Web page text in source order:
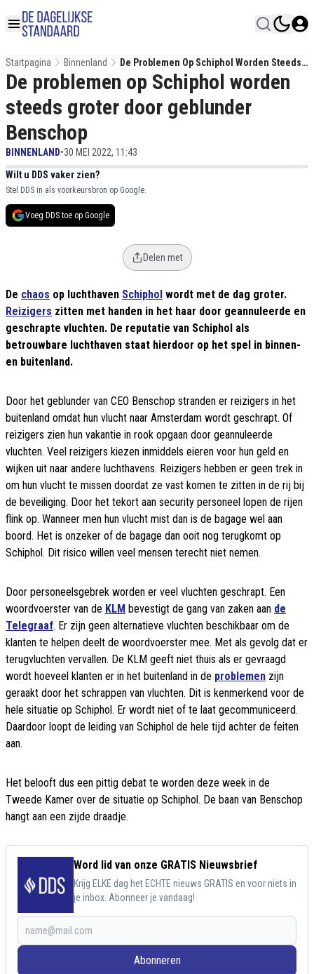
Startpagina Binnenland
De Problemen Op Schiphol Worden Steeds
Groter Door Geblunder Benschop
De problemen op Schiphol worden
steeds groter door geblunder
Benschop
BINNENLAND•30 MEI 2022, 11:43
Wilt u DDS vaker zien?
Stel DDS in als voorkeursbron op Google.
Voeg DDS toe op Google
Delen met
De chaos op luchthaven Schiphol wordt met de dag groter.
Reizigers zitten met handen in het haar door geannuleerde en
geschrapte vluchten. De reputatie van Schiphol als
betrouwbare luchthaven staat hierdoor op het spel in binnen-
en buitenland.
Door het geblunder van CEO Benschop stranden er reizigers in het
buitenland omdat hun vlucht naar Amsterdam wordt geschrapt. Of
reizigers zien hun vakantie in rook opgaan door geannuleerde
vluchten. Veel reizigers kiezen inmiddels eieren voor hun geld en
wijken uit naar andere luchthavens. Reizigers hebben er geen trek in
om hun vlucht te missen doordat ze vast komen te zitten in de rij bij
de beveiliging. Door het tekort aan security personeel lopen de rijen
flink op. Wanneer men hun vlucht mist dan is de bagage wel aan
boord. Het is onzeker of de bagage dan ooit nog terugkomt op
Schiphol. Dit risico willen veel mensen terecht niet nemen.
Door personeelsgebrek worden er veel vluchten geschrapt. Een
woordvoerster van de KLM bevestigt de gang van zaken aan de
Telegraaf. Er zijn geen alternatieve vluchten beschikbaar om de
klanten te helpen deelt de woordvoerster mee. Met als gevolg dat er
terugvluchten vervallen. De KLM geeft niet thuis als er gevraagd
wordt hoeveel klanten er in het buitenland in de problemen zijn
geraakt door het schrappen van vluchten. Dit is kenmerkend voor de
hele situatie op Schiphol. Er wordt niet of te laat gecommuniceerd.
Daardoor loopt de leiding van Schiphol de hele tijd achter de feiten
aan.
Het belooft dus een pittig debat te worden deze week in de
Tweede Kamer over de situatie op Schiphol. De baan van Benschop
hangt aan een zijde draadje.
Word lid van onze GRATIS Nieuwsbrief
Krijg ELKE dag het ECHTE nieuws GRATIS en voor niets in
je inbox. Abonneer je vandaag!
Abonneren